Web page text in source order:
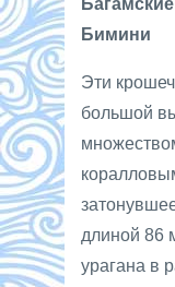
Бимини
Эти
большой
длиной 86
урагана в